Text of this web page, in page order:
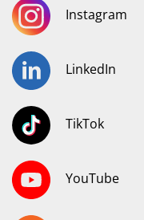
Instagram
LinkedIn
TikTok
YouTube